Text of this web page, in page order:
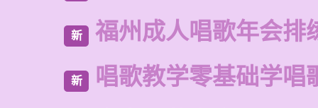
新 福州成人唱歌年会排
新 唱歌教学零基础学唱